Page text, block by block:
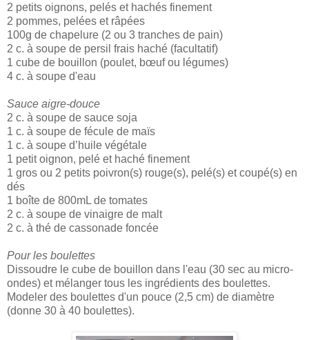
2 petits oignons, pelés et hachés finement
2 pommes, pelées et râpées
100g de chapelure (2 ou 3 tranches de pain)
2 c. à soupe de persil frais haché (facultatif)
1 cube de bouillon (poulet, bœuf ou légumes)
4 c. à soupe d'eau
Sauce aigre-douce
2 c. à soupe de sauce soja
1 c. à soupe de fécule de maïs
1 c. à soupe d’huile végétale
1 petit oignon, pelé et haché finement
1 gros ou 2 petits poivron(s) rouge(s), pelé(s) et coupé(s) en
dés
1 boîte de 800mL de tomates
2 c. à soupe de vinaigre de malt
2 c. à thé de cassonade foncée
Pour les boulettes
Dissoudre le cube de bouillon dans l'eau (30 sec au micro-
ondes) et mélanger tous les ingrédients des boulettes.
Modeler des boulettes d'un pouce (2,5 cm) de diamètre
(donne 30 à 40 boulettes).